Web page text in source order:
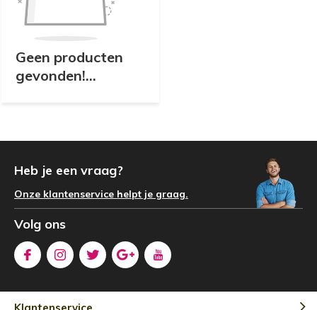
Geen producten
gevonden!...
Heb je een vraag?
Onze klantenservice helpt je graag.
Volg ons